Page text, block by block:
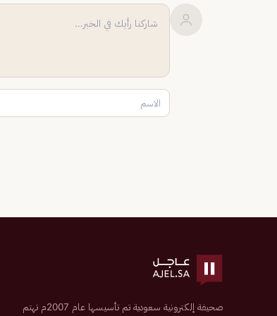
صحيفة إلكترونية سعودية تم تأسيسها عام 2007م تهتم